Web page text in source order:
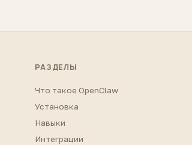
РАЗДЕЛЫ
Что такое OpenClaw
Установка
Навыки
Интеграции